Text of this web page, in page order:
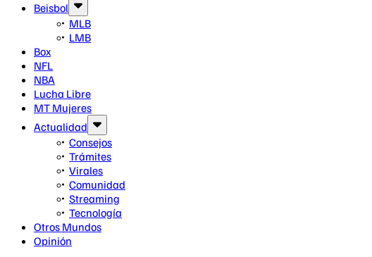
Beisbol
MLB
LMB
Box
NFL
NBA
Lucha Libre
MT Mujeres
Actualidad
Consejos
Trámites
Virales
Comunidad
Streaming
Tecnología
Otros Mundos
Opinión